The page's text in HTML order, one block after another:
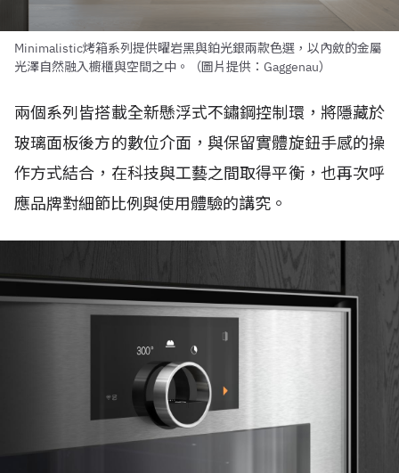
Minimalistic烤箱系列提供曜岩黑與鉑光銀兩款色選，以內斂的金屬
光澤自然融入櫥櫃與空間之中。（圖片提供：Gaggenau）
兩個系列皆搭載全新懸浮式不鏽鋼控制環，將隱藏於
玻璃面板後方的數位介面，與保留實體旋鈕手感的操
作方式結合，在科技與工藝之間取得平衡，也再次呼
應品牌對細節比例與使用體驗的講究。